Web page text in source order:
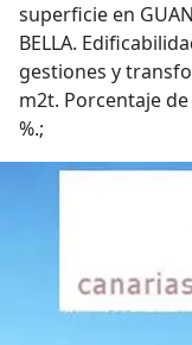
superficie en
BELLA.
gestiones y
m2t. Porcentaje
%.;